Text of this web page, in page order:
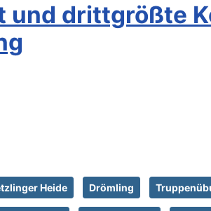
drittgrößte
Heide Drömling